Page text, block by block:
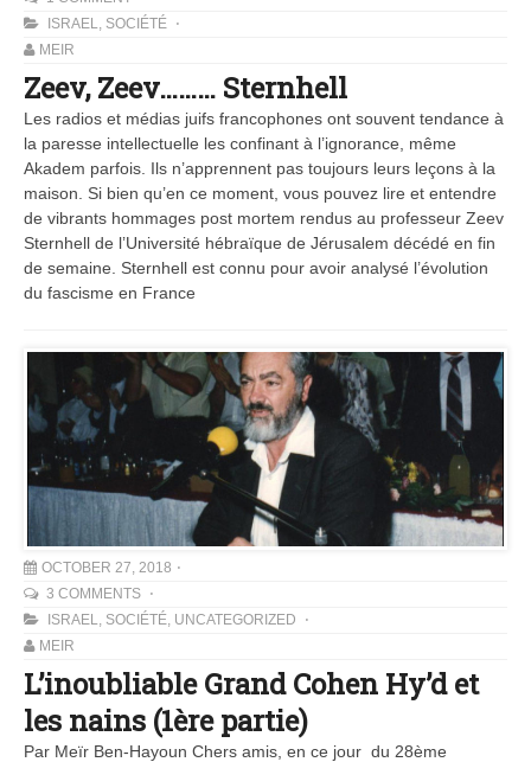
ISRAEL, SOCIÉTÉ
MEIR
Zeev, Zeev……… Sternhell
Les radios et médias juifs francophones ont souvent tendance à
la paresse intellectuelle les confinant à l’ignorance, même
Akadem parfois. Ils n’apprennent pas toujours leurs leçons à la
maison. Si bien qu’en ce moment, vous pouvez lire et entendre
de vibrants hommages post mortem rendus au professeur Zeev
Sternhell de l’Université hébraïque de Jérusalem décédé en fin
de semaine. Sternhell est connu pour avoir analysé l’évolution
du fascisme en France
OCTOBER 27, 2018
3 COMMENTS
ISRAEL, SOCIÉTÉ, UNCATEGORIZED
MEIR
L’inoubliable Grand Cohen Hy’d et
les nains (1ère partie)
Par Meïr Ben-Hayoun Chers amis, en ce jour du 28ème